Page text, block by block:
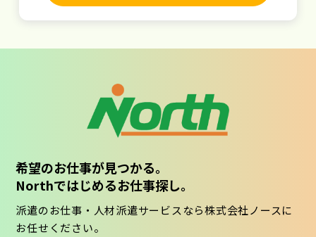
希望のお仕事が見つかる。
Northではじめるお仕事探し。
派遣のお仕事・人材派遣サービスなら株式会社ノースに
お任せください。